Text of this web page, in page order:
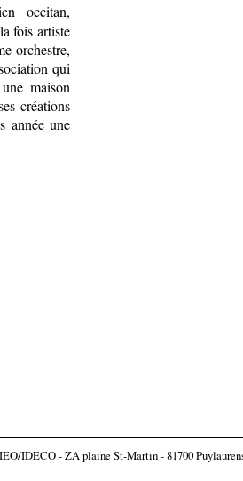
occitan,
fois artiste
orchestre,
qui
maison
créations
année une
IDECO - ZA plaine St-Martin - 81700